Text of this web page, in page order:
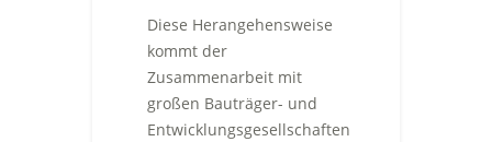
Diese Herangehensweise
kommt der
Zusammenarbeit mit
großen Bauträger- und
Entwicklungsgesellschaften